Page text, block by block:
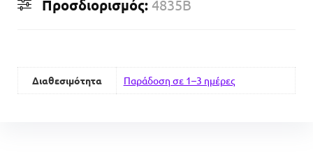
Προσδιορισμός: 4835B
Διαθεσιμότητα Παράδοση σε 1–3 ημέρες